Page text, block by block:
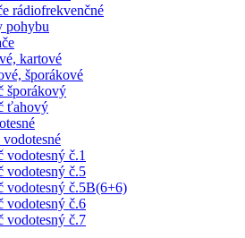
rádiofrekvenčné
pohybu
kartové
šporákové
šporákový
ťahový
vodotesný č.1
vodotesný č.5
vodotesný č.5B(6+6)
vodotesný č.6
vodotesný č.7